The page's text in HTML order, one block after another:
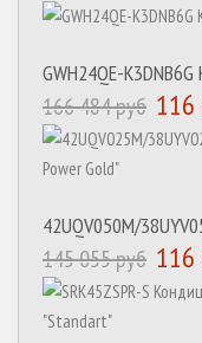
GWH24QE-
166 484 руб 116
42UQV050M/
145 055 руб 116